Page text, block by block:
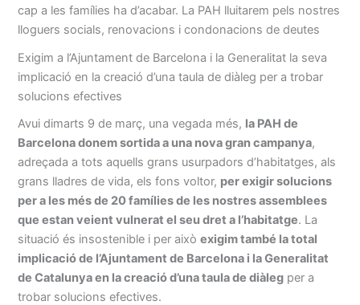
cap a les famílies ha d’acabar. La PAH lluitarem pels nostres
lloguers socials, renovacions i condonacions de deutes
Exigim a l’Ajuntament de Barcelona i la Generalitat la seva
implicació en la creació d’una taula de diàleg per a trobar
solucions efectives
Avui dimarts 9 de març, una vegada més, la PAH de
Barcelona donem sortida a una nova gran campanya,
adreçada a tots aquells grans usurpadors d’habitatges, als
grans lladres de vida, els fons voltor, per exigir solucions
per a les més de 20 famílies de les nostres assemblees
que estan veient vulnerat el seu dret a l’habitatge. La
situació és insostenible i per aixòexigim també la total
implicació de l’Ajuntament de Barcelona i la Generalitat
de Catalunya en la creació d’una taula de diàleg per a
trobar solucions efectives.